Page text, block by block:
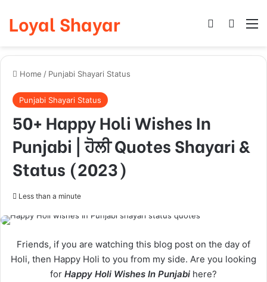
Loyal Shayar Log In
Home / Punjabi Shayari Status
Punjabi Shayari Status
50+ Happy Holi Wishes In
Punjabi | ਹੋਲੀ Quotes Shayari &
Status (2023)
Less than a minute
Friends, if you are watching this blog post on the day of
Holi, then Happy Holi to you from my side. Are you looking
for Happy Holi Wishes In Punjabi here?